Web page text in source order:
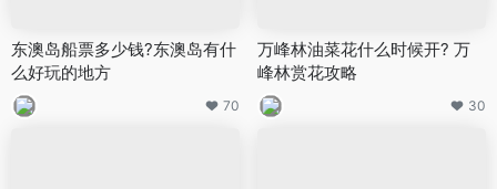
东澳岛船票多少钱?东澳岛有什
么好玩的地方
70
万峰林油菜花什么时候开? 万
峰林赏花攻略
30